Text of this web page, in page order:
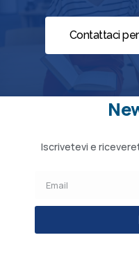
Contattaci
Iscrivetevi e